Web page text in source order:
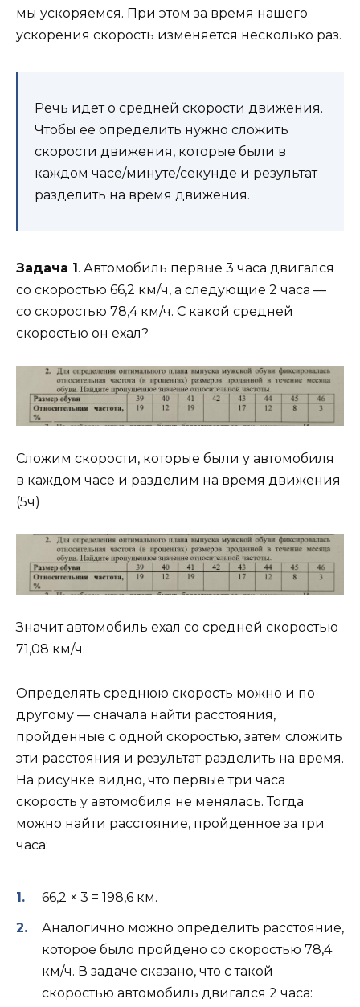
мы ускоряемся. При этом за время нашего
ускорения скорость изменяется несколько раз.
Речь идет о средней скорости движения.
Чтобы её определить нужно сложить
скорости движения, которые были в
каждом часе/минуте/секунде и результат
разделить на время движения.
Задача 1. Автомобиль первые 3 часа двигался
со скоростью 66,2 км/ч, а следующие 2 часа —
со скоростью 78,4 км/ч. С какой средней
скоростью он ехал?
Сложим скорости, которые были у автомобиля
в каждом часе и разделим на время движения
(5ч)
Значит автомобиль ехал со средней скоростью
71,08 км/ч.
Определять среднюю скорость можно и по
другому — сначала найти расстояния,
пройденные с одной скоростью, затем сложить
эти расстояния и результат разделить на время.
На рисунке видно, что первые три часа
скорость у автомобиля не менялась. Тогда
можно найти расстояние, пройденное за три
часа:
66,2 × 3 = 198,6 км.
Аналогично можно определить расстояние,
которое было пройдено со скоростью 78,4
км/ч. В задаче сказано, что с такой
скоростью автомобиль двигался 2 часа: